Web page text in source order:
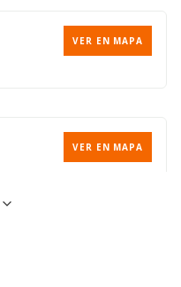
VER EN MAPA
VER EN MAPA